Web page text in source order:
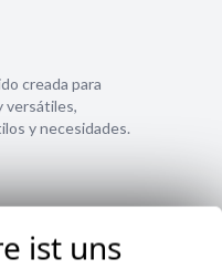
creada para
versátiles,
y necesidades.
ist uns